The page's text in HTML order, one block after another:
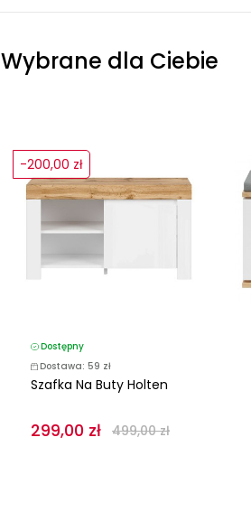
Wybrane dla Ciebie
Dostępny
Dostawa: 59 zł
Szafka Na Buty Holten
299,00 zł 499,00 zł
-200,00 zł